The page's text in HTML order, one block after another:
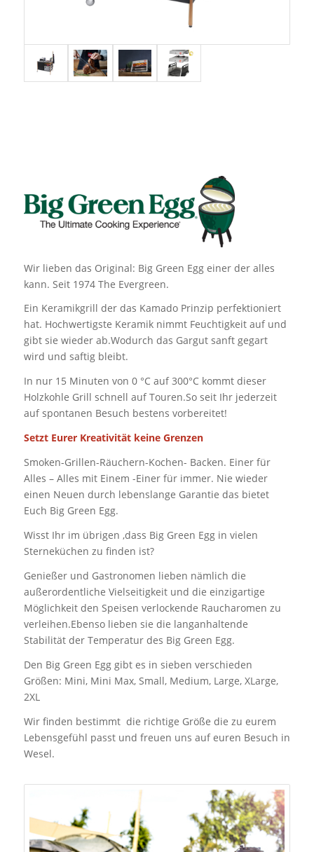
Wir lieben das Original: Big Green Egg einer der alles
kann. Seit 1974 The Evergreen.
Ein Keramikgrill der das Kamado Prinzip perfektioniert
hat. Hochwertigste Keramik nimmt Feuchtigkeit auf und
gibt sie wieder ab.Wodurch das Gargut sanft gegart
wird und saftig bleibt.
In nur 15 Minuten von 0 °C auf 300°C kommt dieser
Holzkohle Grill schnell auf Touren.So seit Ihr jederzeit
auf spontanen Besuch bestens vorbereitet!
Setzt Eurer Kreativität keine Grenzen
Smoken-Grillen-Räuchern-Kochen- Backen. Einer für
Alles – Alles mit Einem -Einer für immer. Nie wieder
einen Neuen durch lebenslange Garantie das bietet
Euch Big Green Egg.
Wisst Ihr im übrigen ,dass Big Green Egg in vielen
Sterneküchen zu finden ist?
Genießer und Gastronomen lieben nämlich die
außerordentliche Vielseitigkeit und die einzigartige
Möglichkeit den Speisen verlockende Raucharomen zu
verleihen.Ebenso lieben sie die langanhaltende
Stabilität der Temperatur des Big Green Egg.
Den Big Green Egg gibt es in sieben verschieden
Größen: Mini, Mini Max, Small, Medium, Large, XLarge,
2XL
Wir finden bestimmt die richtige Größe die zu eurem
Lebensgefühl passt und freuen uns auf euren Besuch in
Wesel.